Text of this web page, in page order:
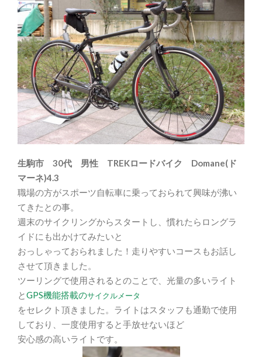
生駒市 30代 男性 TREKロードバイク Domane(ド
マーネ)4.3
職場の方がスポーツ自転車に乗っておられて興味が沸い
てきたとの事。
週末のサイクリングからスタートし、慣れたらロングラ
イドにも出かけてみたいと
おっしゃっておられました！走りやすいコースもお話し
させて頂きました。
ツーリングで使用されるとのことで、光量の多いライト
とGPS機能搭載のサイクルメータ
をセレクト頂きました。ライトはスタッフも通勤で使用
しており、一度使用すると手放せないほど
安心感の高いライトです。